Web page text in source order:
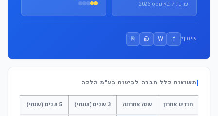
עודכן: 7 באוגוסט 2026
שיתוף: f
W
@
⎘
תשואות כלל חברה לביטוח בע"מ הלכה
חודש אחרון שנה אחרונה 3 שנים (שנתי) 5 שנים (שנתי)